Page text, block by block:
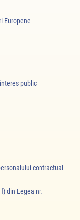
Europene
public
contractual
din Legea nr.